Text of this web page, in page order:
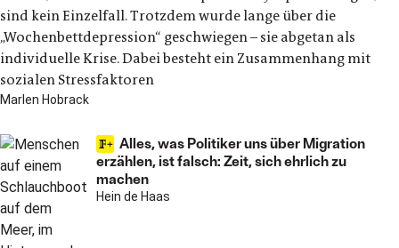
sind kein Einzelfall. Trotzdem wurde lange über die
„Wochenbettdepression“ geschwiegen – sie abgetan als
individuelle Krise. Dabei besteht ein Zusammenhang mit
sozialen Stressfaktoren
Marlen Hobrack
Alles, was Politiker uns über Migration
erzählen, ist falsch: Zeit, sich ehrlich zu
machen
Hein de Haas